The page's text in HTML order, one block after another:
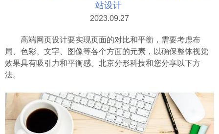
站设计
2023.09.27
高端网页设计要实现页面的对比和平衡，需要考虑布
局、色彩、文字、图像等各个方面的元素，以确保整体视觉
效果具有吸引力和平衡感。北京分形科技和您分享以下方
法。